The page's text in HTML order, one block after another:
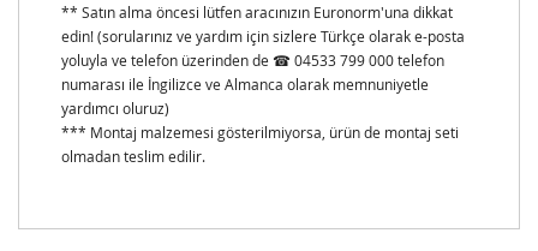
** Satın alma öncesi lütfen aracınızın Euronorm'una dikkat
edin! (sorularınız ve yardım için sizlere Türkçe olarak e-posta
yoluyla ve telefon üzerinden de ☎ 04533 799 000 telefon
numarası ile İngilizce ve Almanca olarak memnuniyetle
yardımcı oluruz)
*** Montaj malzemesi gösterilmiyorsa, ürün de montaj seti
olmadan teslim edilir.